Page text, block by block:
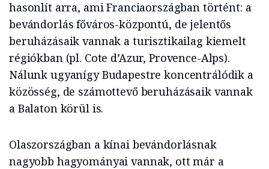
hasonlít arra, ami Franciaországban történt: a
bevándorlás főváros-központú, de jelentős
beruházásaik vannak a turisztikailag kiemelt
régiókban (pl. Cote d’Azur, Provence-Alps).
Nálunk ugyanígy Budapestre koncentrálódik a
közösség, de számottevő beruházásaik vannak
a Balaton körül is.
Olaszországban a kínai bevándorlásnak
nagyobb hagyományai vannak, ott már a